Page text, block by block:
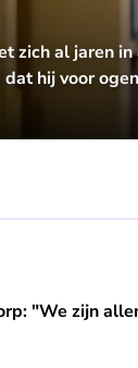
zich al jaren
hij voor
"We zijn